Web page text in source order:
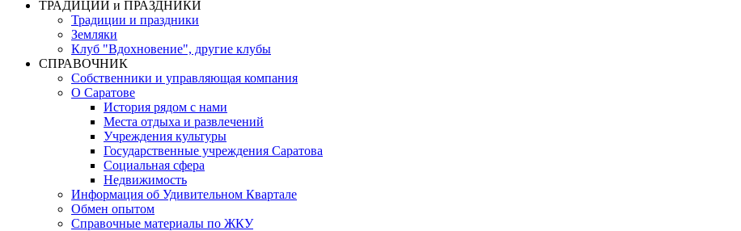
ТРАДИЦИИ и ПРАЗДНИКИ
Традиции и праздники
Земляки
Клуб "Вдохновение", другие клубы
СПРАВОЧНИК
Собственники и управляющая компания
О Саратове
История рядом с нами
Места отдыха и развлечений
Учреждения культуры
Государственные учреждения Саратова
Социальная сфера
Недвижимость
Информация об Удивительном Квартале
Обмен опытом
Справочные материалы по ЖКУ